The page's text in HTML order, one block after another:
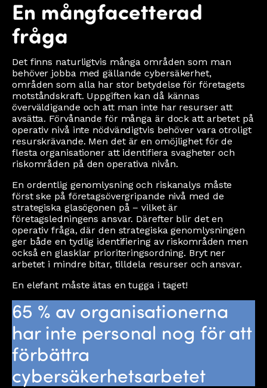
En mångfacetterad
fråga
Det finns naturligtvis många områden som man
behöver jobba med gällande cybersäkerhet,
områden som alla har stor betydelse för företagets
motståndskraft. Uppgiften kan då kännas
överväldigande och att man inte har resurser att
avsätta. Förvånande för många är dock att arbetet på
operativ nivå inte nödvändigtvis behöver vara otroligt
resurskrävande. Men det är en omöjlighet för de
flesta organisationer att identifiera svagheter och
riskområden på den operativa nivån.
En ordentlig genomlysning och riskanalys måste
först ske på företagsövergripande nivå med de
strategiska glasögonen på – vilket är
företagsledningens ansvar. Därefter blir det en
operativ fråga, där den strategiska genomlysningen
ger både en tydlig identifiering av riskområden men
också en glasklar prioriteringsordning. Bryt ner
arbetet i mindre bitar, tilldela resurser och ansvar.
En elefant måste ätas en tugga i taget!
65 % av organisationerna
har inte personal nog för att
förbättra
cybersäkerhetsarbetet